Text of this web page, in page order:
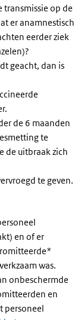
op de
er anamnestisch
eerder ziek
geacht, dan is
de 6 maanden
te
de uitbraak zich
te geven.
en of er
was.
onbeschermde
en
personeel